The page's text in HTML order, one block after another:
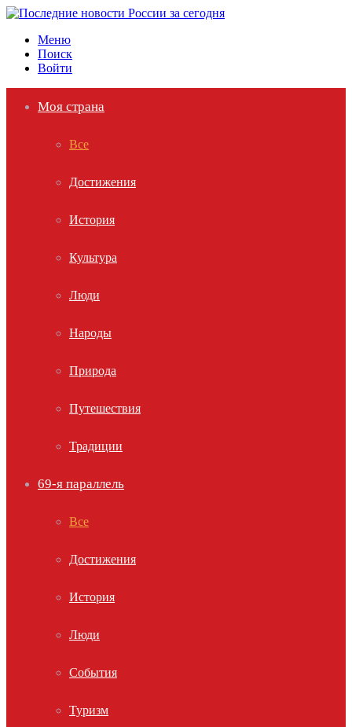
Меню
Поиск
Войти
Моя страна
Все
Достижения
История
Культура
Люди
Народы
Природа
Путешествия
Традиции
69-я параллель
Все
Достижения
История
Люди
События
Туризм